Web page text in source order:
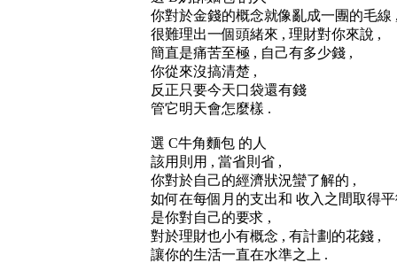
你對於金錢的概念就像亂成一團的毛線
很難理出一個頭緒來 , 理財對你來說 ,
簡直是痛苦至極 , 自己有多少錢 ,
你從來沒搞清楚 ,
反正只要今天口袋還有錢
管它明天會怎麼樣 .
選 C牛角麵包 的人
該用則用 , 當省則省 ,
你對於自己的經濟狀況蠻了解的 ,
如何在每個月的支出和 收入之間取得
是你對自己的要求 ,
對於理財也小有概念 , 有計劃的花錢 ,
讓你的生活一直在水準之上 .